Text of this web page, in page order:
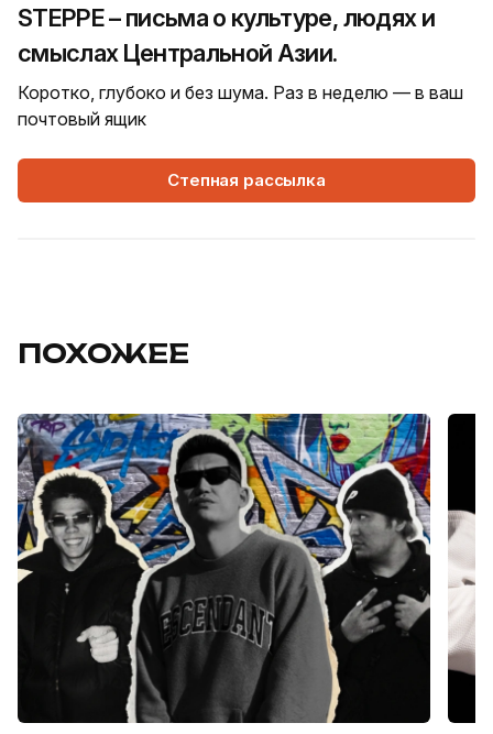
STEPPE – письма о культуре, людях и
смыслах Центральной Азии.
Коротко, глубоко и без шума. Раз в неделю — в ваш
почтовый ящик
Степная рассылка
ПОХОЖЕЕ